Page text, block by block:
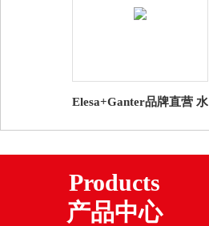
Elesa+Ganter品牌直营 水
脚 带橡胶垫（1）
Products
产品中心